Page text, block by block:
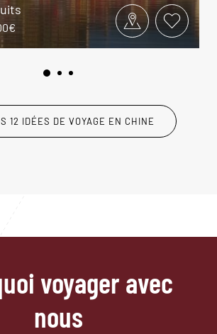
12 IDÉES DE VOYAGE EN CHINE
voyager avec
nous